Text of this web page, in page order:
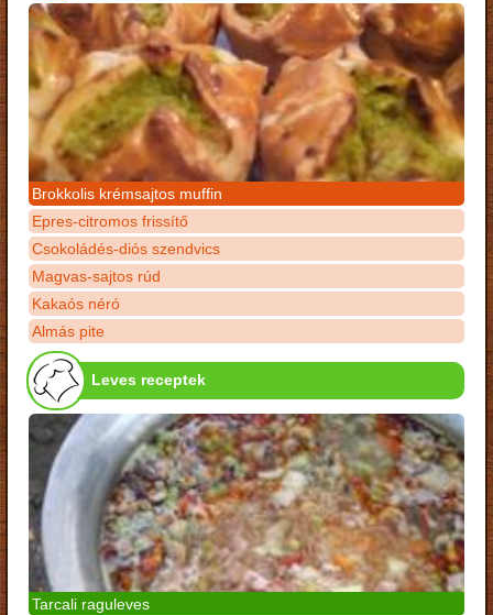
Brokkolis krémsajtos muffin
Epres-citromos frissítő
Csokoládés-diós szendvics
Magvas-sajtos rúd
Kakaós néró
Almás pite
Leves receptek
Tarcali raguleves